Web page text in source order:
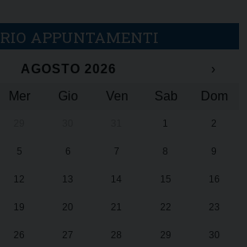
APPUNTAMENTI
AGOSTO 2026
›
Mer Gio Ven Sab Dom
1 2
5 6 7 8 9
12 13 14 15 16
19 20 21 22 23
26 27 28 29 30